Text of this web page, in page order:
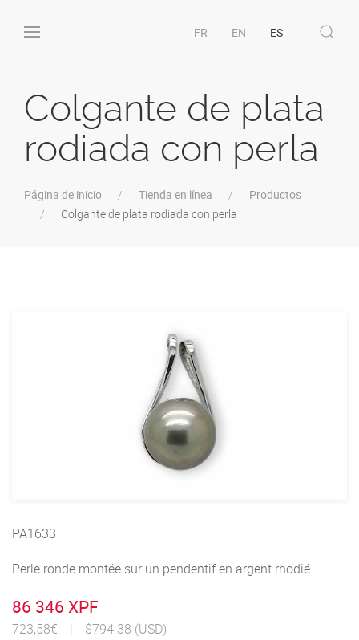
FR EN ES
Colgante de plata
rodiada con perla
Página de inicio Tienda en línea
Productos
Colgante de plata rodiada con perla
PA1633
Perle ronde montée sur un pendentif en argent rhodié
86 346 XPF
723,58€ |
$794.38 (USD)